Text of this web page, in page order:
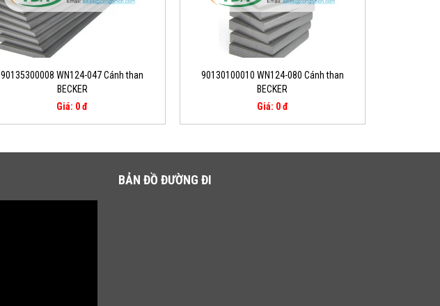
90135300008 WN124-047 Cánh than
BECKER
Giá: 0 đ
90130100010 WN124-080 Cánh than
BECKER
Giá: 0 đ
BẢN ĐỒ ĐƯỜNG ĐI